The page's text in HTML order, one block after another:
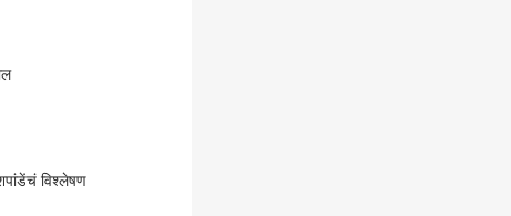
विश्लेषण